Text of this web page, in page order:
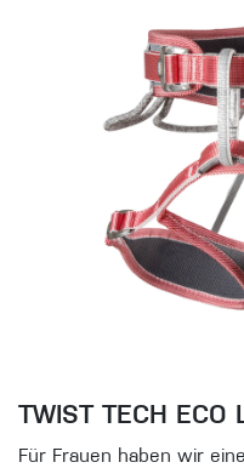
TWIST TECH ECO
Für Frauen haben wir